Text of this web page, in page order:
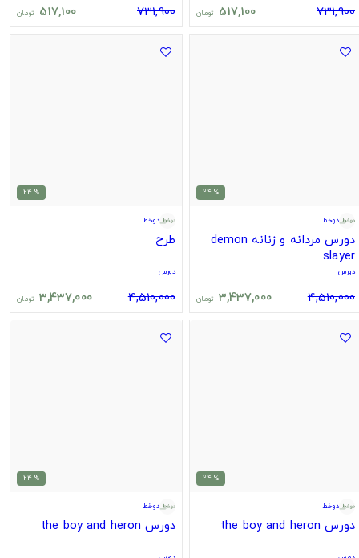
731,900
517,100 تومان 731,900
517,100 تومان
% 24
دوخط
دورس مردانه و زنانه demon
slayer
دورس
4,510,000
3,437,000 تومان
% 24
دوخط
طرح
دورس
4,510,000
3,437,000 تومان
% 24
دوخط
دورس the boy and heron
% 24
دوخط
دورس the boy and heron